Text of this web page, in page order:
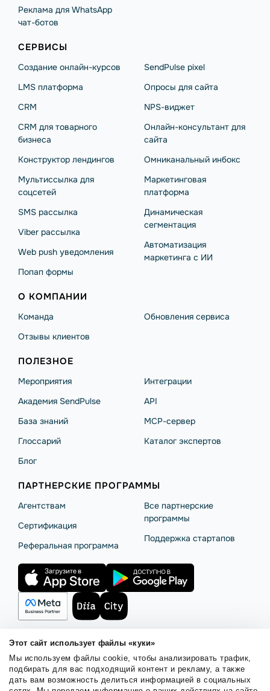
Этот сайт использует файлы «куки»
Мы используем файлы cookie, чтобы анализировать трафик,
подбирать для вас подходящий контент и рекламу, а также
дать вам возможность делиться информацией в социальных
Реклама для WhatsApp
чат-ботов
СЕРВИСЫ
Создание онлайн-курсов
LMS платформа
CRM
CRM для товарного
бизнеса
Конструктор лендингов
Мультиссылка для
соцсетей
SMS рассылка
Viber рассылка
Web push уведомления
Попап формы
SendPulse pixel
Опросы для сайта
NPS-виджет
Онлайн-консультант для
сайта
Омниканальный инбокс
Маркетинговая
платформа
Динамическая
сегментация
Автоматизация
маркетинга с ИИ
О КОМПАНИИ
Команда
Отзывы клиентов
Обновления сервиса
ПОЛЕЗНОЕ
Мероприятия
Академия SendPulse
База знаний
Глоссарий
Блог
Интеграции
API
MCP-сервер
Каталог экспертов
ПАРТНЕРСКИЕ ПРОГРАММЫ
Агентствам
Сертификация
Реферальная программа
Все партнерские
программы
Поддержка стартапов
Правила использованияБезопасность SendPulse
Политика конфиденциальности Политика Cookies